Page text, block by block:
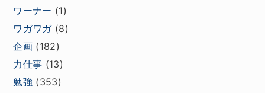
ワーナー (1)
ワガワガ(8)
企画 (182)
力仕事 (13)
勉強 (353)